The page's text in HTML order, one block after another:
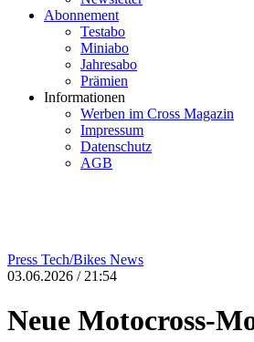
Abonnement
Testabo
Miniabo
Jahresabo
Prämien
Informationen
Werben im Cross Magazin
Impressum
Datenschutz
AGB
Press Tech/Bikes News
03.06.2026 / 21:54
Neue Motocross-